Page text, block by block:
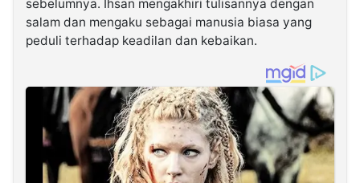
sebelumnya. Ihsan mengakhiri tulisannya dengan
salam dan mengaku sebagai manusia biasa yang
peduli terhadap keadilan dan kebaikan.